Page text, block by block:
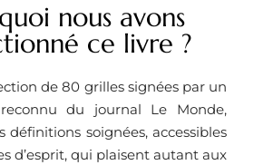
nous avons
ce livre ?
de 80 grilles signées par un
du journal Le Monde,
définitions soignées, accessibles
d’esprit, qui plaisent autant aux